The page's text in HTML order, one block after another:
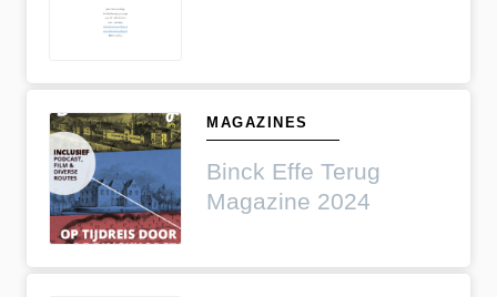
MAGAZINES
Binck Effe Terug
Magazine 2024